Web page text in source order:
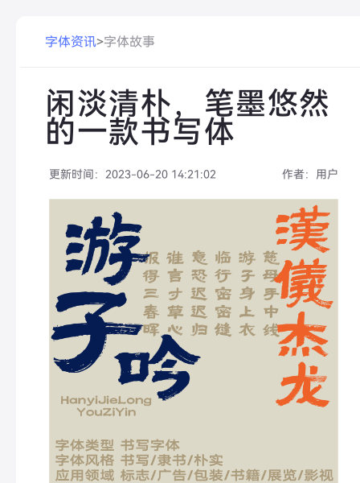
字体资讯>字体故事
闲淡清朴，笔墨悠然
的一款书写体
更新时间： 2023-06-20 14:21:02 作者： 用户